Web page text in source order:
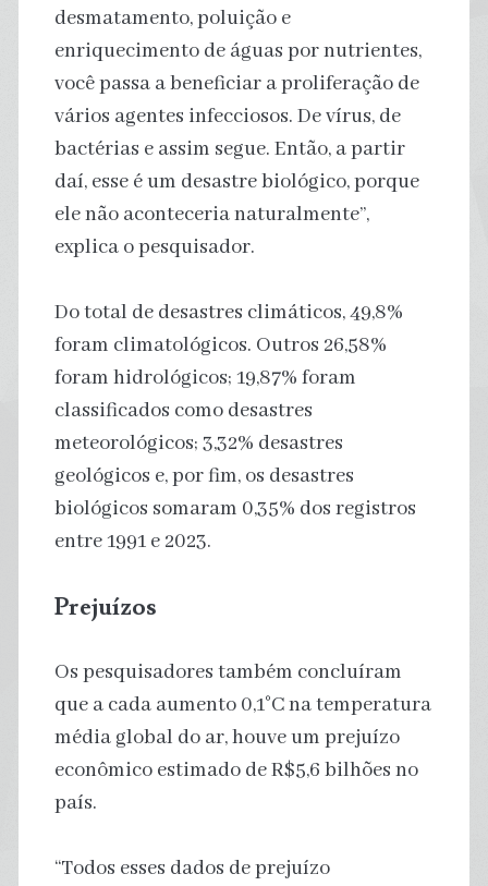
desmatamento, poluição e
enriquecimento de águas por nutrientes,
você passa a beneficiar a proliferação de
vários agentes infecciosos. De vírus, de
bactérias e assim segue. Então, a partir
daí, esse é um desastre biológico, porque
ele não aconteceria naturalmente”,
explica o pesquisador.
Do total de desastres climáticos, 49,8%
foram climatológicos. Outros 26,58%
foram hidrológicos; 19,87% foram
classificados como desastres
meteorológicos; 3,32% desastres
geológicos e, por fim, os desastres
biológicos somaram 0,35% dos registros
entre 1991 e 2023.
Prejuízos
Os pesquisadores também concluíram
que a cada aumento 0,1°C na temperatura
média global do ar, houve um prejuízo
econômico estimado de R$5,6 bilhões no
país.
“Todos esses dados de prejuízo